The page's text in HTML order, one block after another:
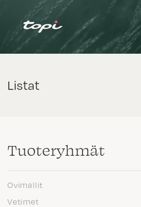
Listat
Tuote­ryhmät
Ovimallit
Vetimet